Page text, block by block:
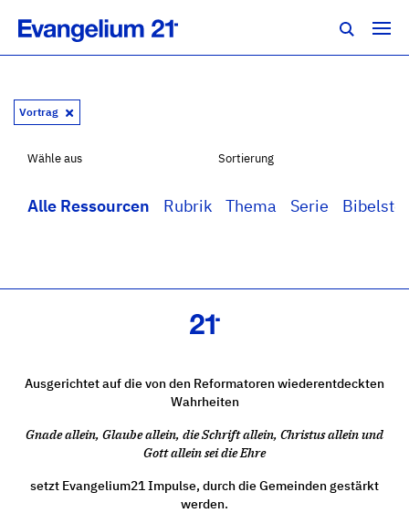
Vortrag
Wähle aus
Alle Ressourcen Rubrik Thema Serie
Sortierung
Ausgerichtet auf die von den Reformatoren wiederentdeckten
Wahrheiten
Gnade allein, Glaube allein, die Schrift allein, Christus allein und
Gott allein sei die Ehre
setzt Evangelium21 Impulse, durch die Gemeinden gestärkt
werden.